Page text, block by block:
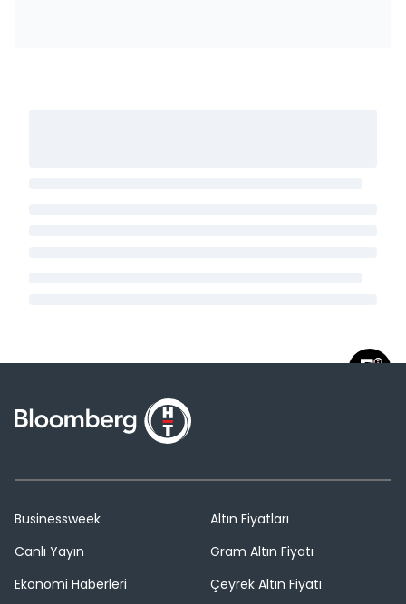
Businessweek
Canlı Yayın
Ekonomi Haberleri
Altın Fiyatları
Gram Altın Fiyatı
Çeyrek Altın Fiyatı